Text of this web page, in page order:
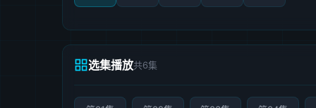
选集播放共6集